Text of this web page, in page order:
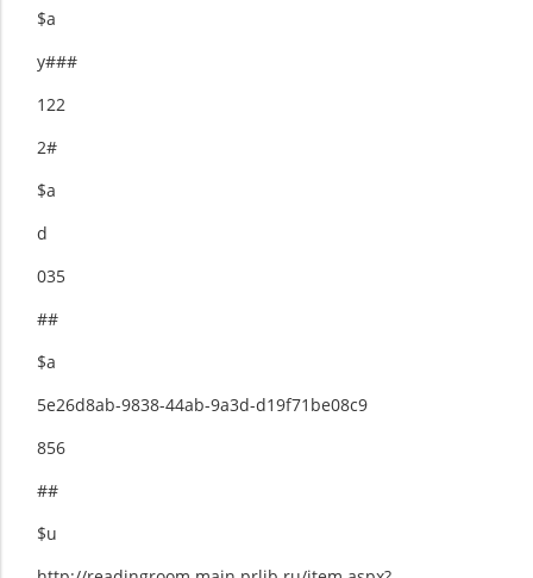
$a
y###
122
2#
$a
d
035
##
$a
5e26d8ab-9838-44ab-9a3d-d19f71be08c9
856
##
$u